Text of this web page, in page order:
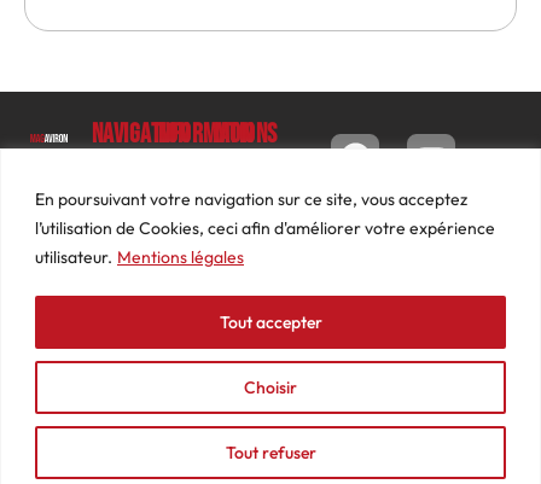
En poursuivant votre navigation sur ce site, vous acceptez
l’utilisation de Cookies, ceci afin d'améliorer votre expérience
utilisateur. Mentions légales
Choisir
Tout refuser
Tout accepter
Luc
Barbier
69640
74
87
contact@mediasaviron.fr
Navigation
Le
Magazine
Photos
Actualités
Podcasts
Informations
Conditions
générales
de ventes
Mentions
légales
Mon
Tableau
de bord
Commandes
Adresses
Détails
du
compte